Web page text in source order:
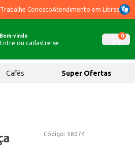
Trabalhe ConoscoAtendimento em Libras
Bem-vindo
Entre ou cadastre-se
0
Cafés Super Ofertas
Código: 36074